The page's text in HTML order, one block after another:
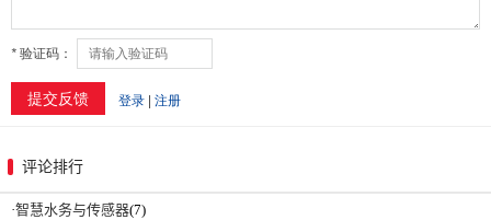
评论排行
·智慧水务与传感器(7)